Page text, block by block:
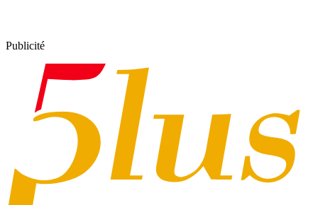
Publicité